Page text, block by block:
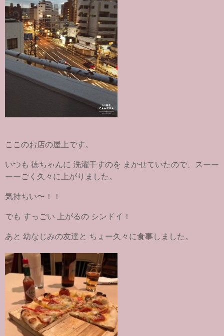
ここのお店の屋上です。
いつも 徳ちゃんに 洗濯干すのを まかせていたので、スーー
ーーごく久々に上がりました。
気持ちい〜！！
でも すっごい 上がるの シンドイ！
あと 幼なじみの友達と ちょー久々に食事しました。